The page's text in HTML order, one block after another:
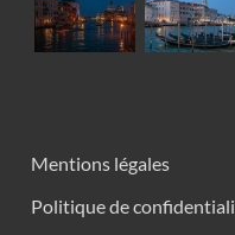
Mentions légales
Politique de